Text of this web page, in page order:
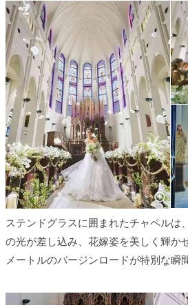
ステンドグラスに囲まれたチャペルは
の光が差し込み、花嫁姿を美しく輝か
メートルのバージンロードが特別な瞬